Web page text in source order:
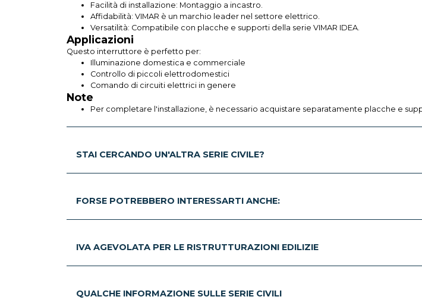
Facilità di installazione: Montaggio a incastro.
Affidabilità: VIMAR è un marchio leader nel settore elettrico.
Versatilità: Compatibile con placche e supporti della serie VIMAR IDEA.
Applicazioni
Questo interruttore è perfetto per:
Illuminazione domestica e commerciale
Controllo di piccoli elettrodomestici
Comando di circuiti elettrici in genere
Note
Per completare l'installazione, è necessario acquistare separatamente placche e
STAI CERCANDO UN'ALTRA SERIE CIVILE?
FORSE POTREBBERO INTERESSARTI ANCHE:
IVA AGEVOLATA PER LE RISTRUTTURAZIONI EDILIZIE
QUALCHE INFORMAZIONE SULLE SERIE CIVILI